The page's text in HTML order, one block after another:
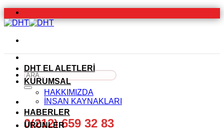
İçeriğe
atla
Ara:
0(212) 659 32 83
DHT EL ALETLERİ
KURUMSAL
HAKKIMIZDA
İNSAN KAYNAKLARI
HABERLER
ÜRÜNLER